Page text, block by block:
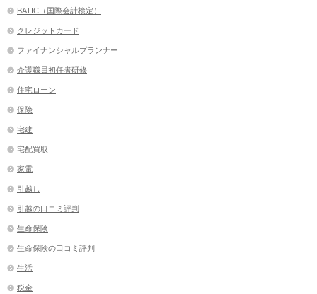
BATIC（国際会計検定）
クレジットカード
ファイナンシャルプランナー
介護職員初任者研修
住宅ローン
保険
宅建
宅配買取
家電
引越し
引越の口コミ評判
生命保険
生命保険の口コミ評判
生活
税金